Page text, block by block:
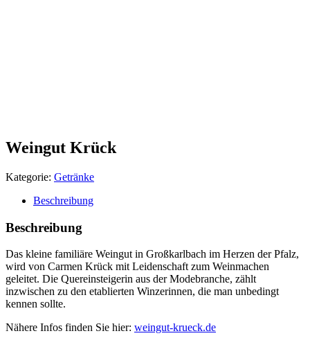
Weingut Krück
Kategorie: Getränke
Beschreibung
Beschreibung
Das kleine familiäre Weingut in Großkarlbach im Herzen der Pfalz,
wird von Carmen Krück mit Leidenschaft zum Weinmachen
geleitet. Die Quereinsteigerin aus der Modebranche, zählt
inzwischen zu den etablierten Winzerinnen, die man unbedingt
kennen sollte.
Nähere Infos finden Sie hier: weingut-krueck.de